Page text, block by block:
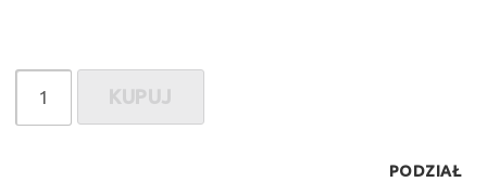
KUPUJ
PODZIAŁ